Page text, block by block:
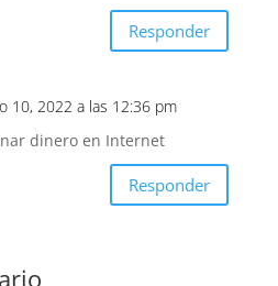
Responder
10, 2022 a las 12:36 pm
dinero en Internet
Responder